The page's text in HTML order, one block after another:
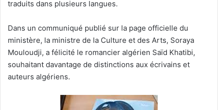
traduits dans plusieurs langues.
Dans un communiqué publié sur la page officielle du
ministère, la ministre de la Culture et des Arts, Soraya
Mouloudji, a félicité le romancier algérien Saïd Khatibi,
souhaitant davantage de distinctions aux écrivains et
auteurs algériens.